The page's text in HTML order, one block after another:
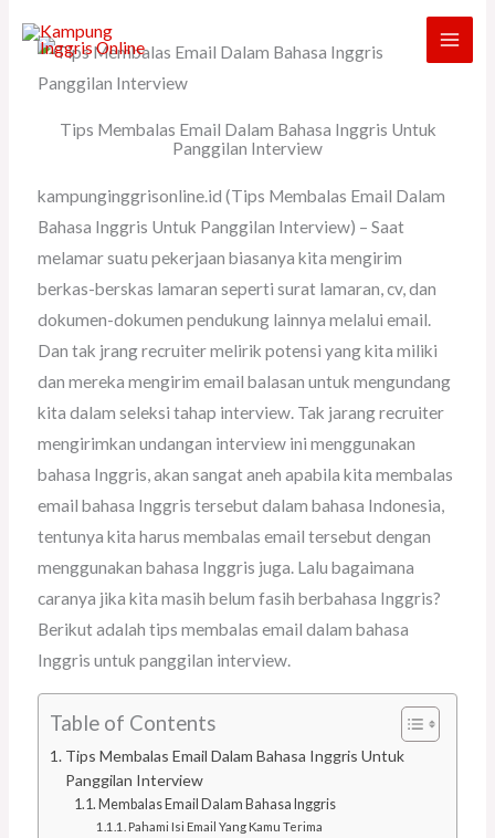
content
Tips Membalas Email Dalam Bahasa Inggris Untuk
Panggilan Interview
kampunginggrisonline.id (Tips Membalas Email Dalam
Bahasa Inggris Untuk Panggilan Interview) – Saat
melamar suatu pekerjaan biasanya kita mengirim
berkas-berskas lamaran seperti surat lamaran, cv, dan
dokumen-dokumen pendukung lainnya melalui email.
Dan tak jrang recruiter melirik potensi yang kita miliki
dan mereka mengirim email balasan untuk mengundang
kita dalam seleksi tahap interview. Tak jarang recruiter
mengirimkan undangan interview ini menggunakan
bahasa Inggris, akan sangat aneh apabila kita membalas
email bahasa Inggris tersebut dalam bahasa Indonesia,
tentunya kita harus membalas email tersebut dengan
menggunakan bahasa Inggris juga. Lalu bagaimana
caranya jika kita masih belum fasih berbahasa Inggris?
Berikut adalah tips membalas email dalam bahasa
Inggris untuk panggilan interview.
Table of Contents
Tips Membalas Email Dalam Bahasa Inggris Untuk
Panggilan Interview
Membalas Email Dalam Bahasa Inggris
Pahami Isi Email Yang Kamu Terima